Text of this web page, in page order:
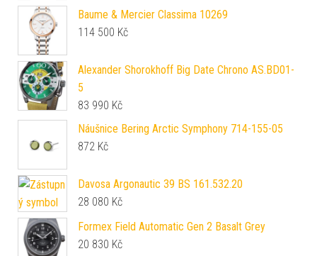
Baume & Mercier Classima 10269
114 500 Kč
Alexander Shorokhoff Big Date Chrono AS.BD01-
5
83 990 Kč
Náušnice Bering Arctic Symphony 714-155-05
872 Kč
Davosa Argonautic 39 BS 161.532.20
28 080 Kč
Formex Field Automatic Gen 2 Basalt Grey
20 830 Kč